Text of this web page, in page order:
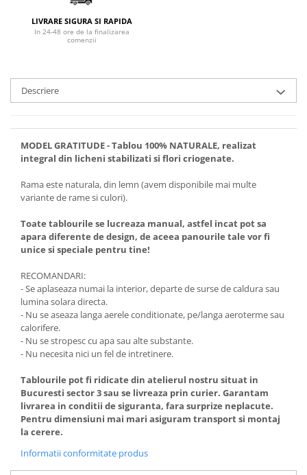
LIVRARE SIGURA SI RAPIDA
In 24-48 ore de la finalizarea
comenzii
Descriere
MODEL GRATITUDE - Tablou 100% NATURALE, realizat
integral din licheni stabilizati si flori criogenate.
Rama este naturala, din lemn (avem disponibile mai multe
variante de rame si culori).
Toate tablourile se lucreaza manual, astfel incat pot sa
apara diferente de design, de aceea panourile tale vor fi
unice si speciale pentru tine!
RECOMANDARI:
- Se aplaseaza numai la interior, departe de surse de caldura sau
lumina solara directa.
- Nu se aseaza langa aerele conditionate, pe/langa aeroterme sau
calorifere.
- Nu se stropesc cu apa sau alte substante.
- Nu necesita nici un fel de intretinere.
Tablourile pot fi ridicate din atelierul nostru situat in
Bucuresti sector 3 sau se livreaza prin curier. Garantam
livrarea in conditii de siguranta, fara surprize neplacute.
Pentru dimensiuni mai mari asiguram transport si montaj
la cerere.
Informatii conformitate produs